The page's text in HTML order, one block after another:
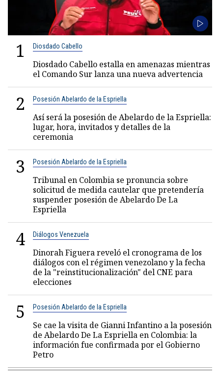
1 Diosdado Cabello
Diosdado Cabello estalla en amenazas mientras
el Comando Sur lanza una nueva advertencia
2 Posesión Abelardo de la Espriella
Así será la posesión de Abelardo de la Espriella:
lugar, hora, invitados y detalles de la
ceremonia
3 Posesión Abelardo de la Espriella
Tribunal en Colombia se pronuncia sobre
solicitud de medida cautelar que pretendería
suspender posesión de Abelardo De La
Espriella
4 Diálogos Venezuela
Dinorah Figuera reveló el cronograma de los
diálogos con el régimen venezolano y la fecha
de la "reinstitucionalización" del CNE para
elecciones
5 Posesión Abelardo de la Espriella
Se cae la visita de Gianni Infantino a la posesión
de Abelardo De La Espriella en Colombia: la
información fue confirmada por el Gobierno
Petro